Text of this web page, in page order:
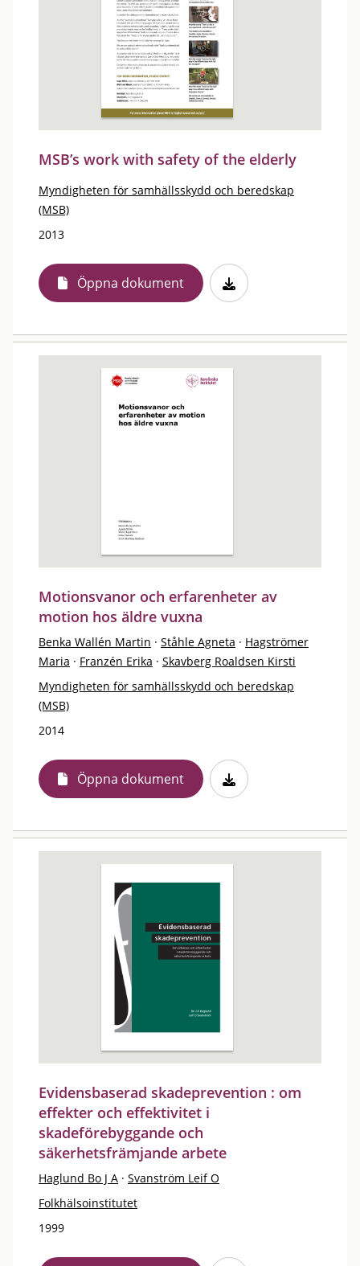
MSB’s work with safety of the elderly
Myndigheten för samhällsskydd och beredskap
(MSB)
2013
Öppna dokument
Motionsvanor och erfarenheter av
motion hos äldre vuxna
Benka Wallén Martin · Ståhle Agneta · Hagströmer
Maria · Franzén Erika · Skavberg Roaldsen Kirsti
Myndigheten för samhällsskydd och beredskap
(MSB)
2014
Öppna dokument
Evidensbaserad skadeprevention : om
effekter och effektivitet i
skadeförebyggande och
säkerhetsfrämjande arbete
Haglund Bo J A · Svanström Leif O
Folkhälsoinstitutet
1999